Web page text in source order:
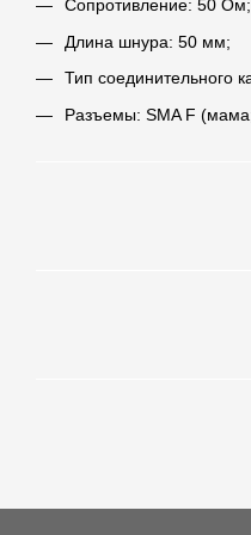
Сопротивление: 50 Ом;
Длина шнура: 50 мм;
Тип соединительного
Разъемы: SMA F